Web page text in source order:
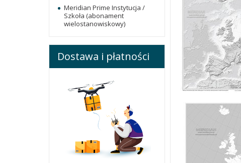
Meridian Prime Instytucja /
Szkoła (abonament
wielostanowiskowy)
Dostawa i płatności